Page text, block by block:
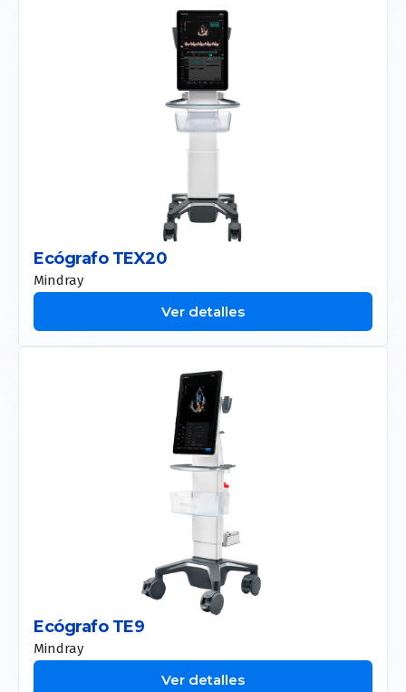
Ecógrafo TEX20
Mindray
Ver detalles
Ecógrafo TE9
Mindray
Ver detalles